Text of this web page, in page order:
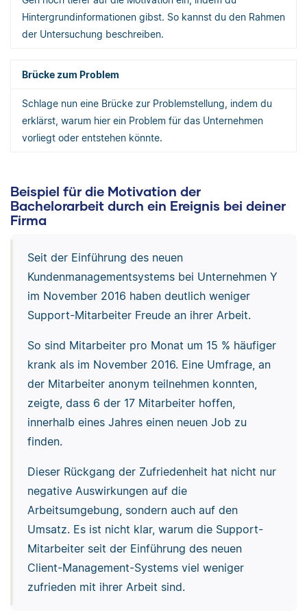
Hintergrundinformationen gibst. So kannst du den Rahmen
der Untersuchung beschreiben.
Brücke zum Problem
Schlage nun eine Brücke zur Problemstellung, indem du
erklärst, warum hier ein Problem für das Unternehmen
vorliegt oder entstehen könnte.
Beispiel für die Motivation der
Bachelorarbeit durch ein Ereignis bei deiner
Firma
Seit der Einführung des neuen
Kundenmanagementsystems bei Unternehmen Y
im November 2016 haben deutlich weniger
Support-Mitarbeiter Freude an ihrer Arbeit.
So sind Mitarbeiter pro Monat um 15 % häufiger
krank als im November 2016. Eine Umfrage, an
der Mitarbeiter anonym teilnehmen konnten,
zeigte, dass 6 der 17 Mitarbeiter hoffen,
innerhalb eines Jahres einen neuen Job zu
finden.
Dieser Rückgang der Zufriedenheit hat nicht nur
negative Auswirkungen auf die
Arbeitsumgebung, sondern auch auf den
Umsatz. Es ist nicht klar, warum die Support-
Mitarbeiter seit der Einführung des neuen
Client-Management-Systems viel weniger
zufrieden mit ihrer Arbeit sind.